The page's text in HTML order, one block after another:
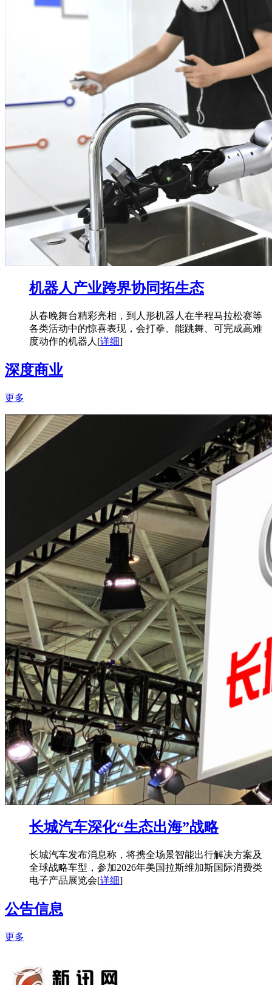
机器人产业跨界协同拓生态
从春晚舞台精彩亮相，到人形机器人在半程马拉松赛等
各类活动中的惊喜表现，会打拳、能跳舞、可完成高难
度动作的机器人 [详细]
深度商业
更多
长城汽车深化“生态出海”战略
长城汽车发布消息称，将携全场景智能出行解决方案及
全球战略车型，参加2026年美国拉斯维加斯国际消费类
电子产品展览会[详细]
公告信息
更多